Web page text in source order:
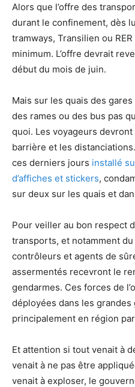
Alors que l’offre des
durant le confinement, dès
tramways, Transilien ou
minimum. L’offre devrait
début du mois de juin.
Mais sur les quais des
des rames ou des bus pas
quoi. Les voyageurs
barrière et les
ces derniers jours installé
d’affiches et stickers,
sur deux sur les quais et
Pour veiller au bon respect
transports, et notamment
contrôleurs et agents de
assermentés recevront le
gendarmes. Ces forces de
déployées dans les grandes
principalement en région
Et attention si tout venait à
venait à ne pas être
venait à exploser, le